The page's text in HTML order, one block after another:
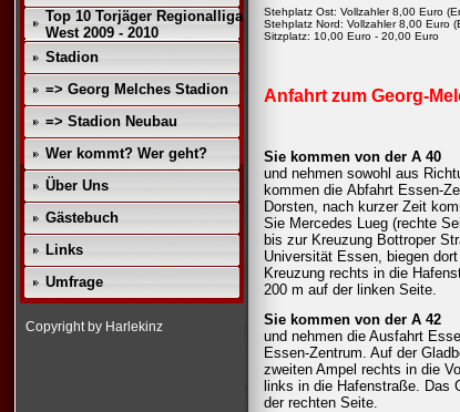
Top 10 Torjäger Regionalliga
West 2009 - 2010
Stadion
=> Georg Melches Stadion
=> Stadion Neubau
Wer kommt? Wer geht?
Über Uns
Gästebuch
Links
Umfrage
Copyright by Harlekinz
Stehplatz Ost: Vollzahler 8,00 Euro
Stehplatz Nord: Vollzahler 8,00 Euro
Sitzplatz: 10,00 Euro - 20,00 Euro
Anfahrt zum Georg-
Sie kommen von der A 40
und nehmen sowohl aus
kommen die Abfahrt Essen-
Dorsten, nach kurzer Zeit
Sie Mercedes Lueg (rechte
bis zur Kreuzung Bottroper
Universität Essen, biegen
Kreuzung rechts in die
200 m auf der linken Seite.
Sie kommen von der A 42
und nehmen die Ausfahrt
Essen-Zentrum. Auf der
zweiten Ampel rechts in die
links in die Hafenstraße. Das
der rechten Seite.